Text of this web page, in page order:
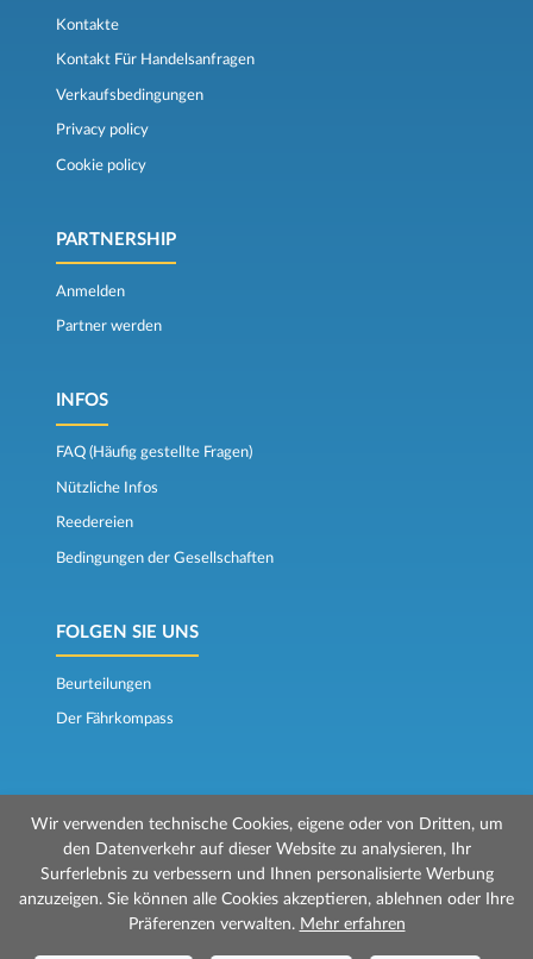
Kontakte
Kontakt Für Handelsanfragen
Verkaufsbedingungen
Privacy policy
Cookie policy
PARTNERSHIP
Anmelden
Partner werden
INFOS
FAQ (Häufig gestellte Fragen)
Nützliche Infos
Reedereien
Bedingungen der Gesellschaften
FOLGEN SIE UNS
Beurteilungen
Der Fährkompass
© 2026 Mr Ferry wird von Prenotazioni24 s.r.l. verwaltet
Geschäftssitz: Via Bonistallo, 50b - 50053 Empoli (FI)
Betriebsstätte: Via Casa del Duca, 1 - 57037 Portoferraio (LI)
Wir verwenden technische Cookies, eigene oder von Dritten, um
den Datenverkehr auf dieser Website zu analysieren, Ihr
Surferlebnis zu verbessern und Ihnen personalisierte Werbung
anzuzeigen. Sie können alle Cookies akzeptieren, ablehnen oder Ihre
Präferenzen verwalten. Mehr erfahren